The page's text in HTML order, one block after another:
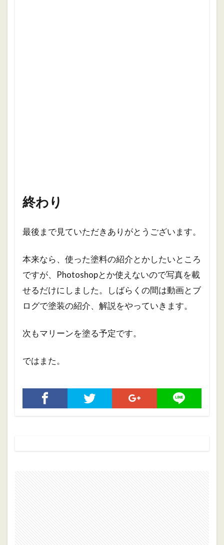
終わり
最後まで見ていただきありがとうございます。
本来なら、使った塗料の紹介とかしたいところ
ですが、Photoshopとか使えないので写真を載
せるだけにしました。しばらくの間は動画とブ
ログで塗装の紹介、解説をやっていきます。
次もマリーンを塗る予定です。
ではまた。